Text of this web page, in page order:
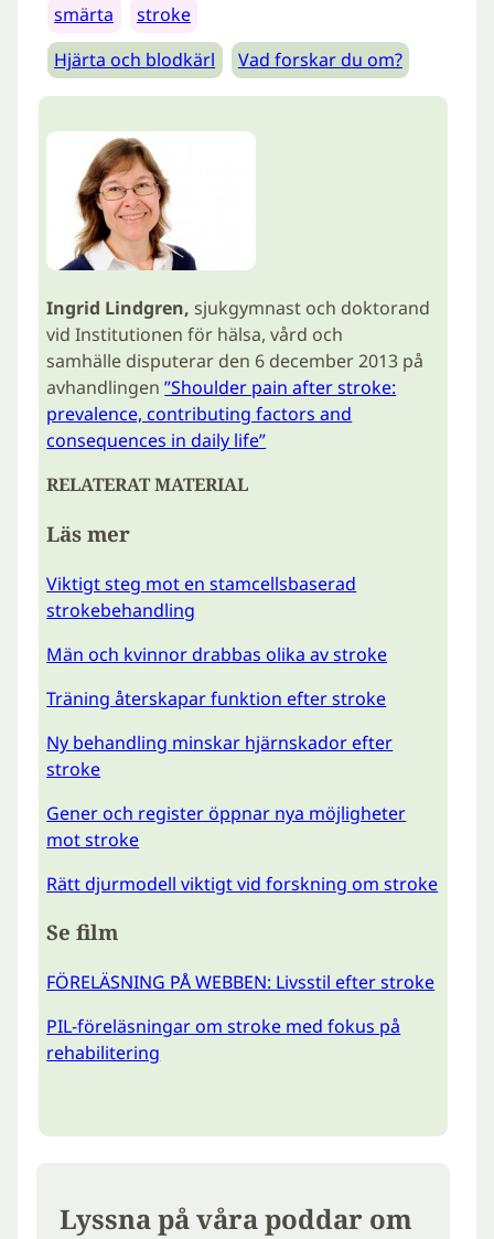
smärta
stroke
Hjärta och blodkärl
Vad forskar du om?
Ingrid Lindgren,sjukgymnast och doktorand
vid Institutionen för hälsa, vård och
samhälle disputerar den 6 december 2013 på
avhandlingen”Shoulder pain after stroke:
prevalence, contributing factors and
consequences in daily life”
RELATERAT MATERIAL
Läs mer
Viktigt steg mot en stamcellsbaserad
strokebehandling
Män och kvinnor drabbas olika av stroke
Träning återskapar funktion efter stroke
Ny behandling minskar hjärnskador efter
stroke
Gener och register öppnar nya möjligheter
mot stroke
Rätt djurmodell viktigt vid forskning om stroke
Se film
FÖRELÄSNING PÅ WEBBEN: Livsstil efter stroke
PIL-föreläsningar om stroke med fokus på
rehabilitering
Lyssna på våra poddar om